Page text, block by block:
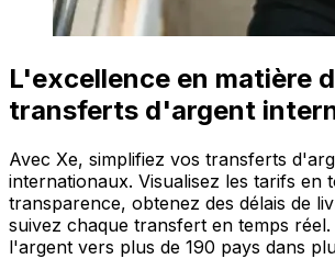
L'excellence en matière
transferts d'argent
Avec Xe, simplifiez vos transferts
internationaux. Visualisez les tarifs en
transparence, obtenez des délais de
suivez chaque transfert en temps
l'argent vers plus de 190 pays dans